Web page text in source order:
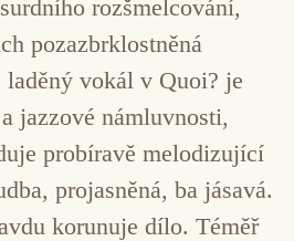
rozšmelcování,
pozazbrklostněná
vokál v Quoi? je
jazzové námluvnosti,
probíravě melodizující
projasněná, ba jásavá.
korunuje dílo. Téměř